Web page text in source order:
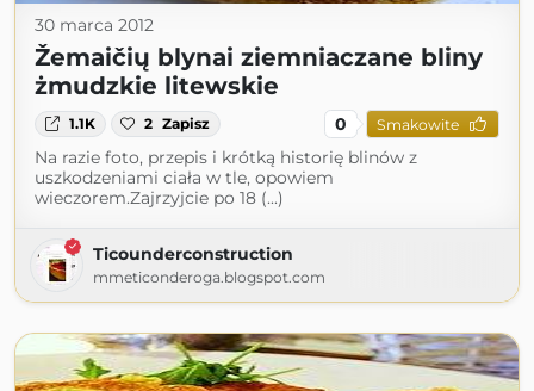
30 marca 2012
Žemaičių blynai ziemniaczane bliny
żmudzkie litewskie
1.1K 2 Zapisz 0 Smakowite
Na razie foto, przepis i krótką historię blinów z
uszkodzeniami ciała w tle, opowiem
wieczorem.Zajrzyjcie po 18 (...)
Ticounderconstruction
mmeticonderoga.blogspot.com